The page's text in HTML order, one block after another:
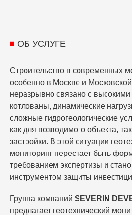
ОБ УСЛУГЕ
Строительство в современных
особенно в Москве и Московской
неразрывно связано с высокими
котлованы, динамические
сложные гидрогеологические
как для возводимого объекта,
застройки. В этой ситуации
мониторинг перестает быть
требованием экспертизы и
инструментом защиты
Группа компаний SEVERIN
предлагает геотехнический